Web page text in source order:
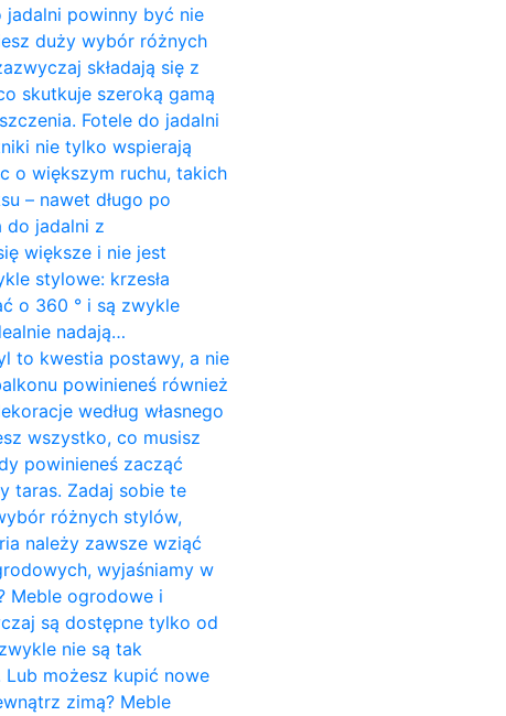
jadalni powinny być nie
duży wybór różnych
składają się z
skutkuje szeroką gamą
Fotele do jadalni
nie tylko wspierają
o większym ruchu, takich
– nawet długo po
do jadalni z
większe i nie jest
stylowe: krzesła
o 360 ° i są zwykle
nadają…
to kwestia postawy, a nie
powinieneś również
według własnego
wszystko, co musisz
powinieneś zacząć
taras. Zadaj sobie te
różnych stylów,
należy zawsze wziąć
wyjaśniamy w
Meble ogrodowe i
są dostępne tylko od
nie są tak
Lub możesz kupić nowe
zimą? Meble